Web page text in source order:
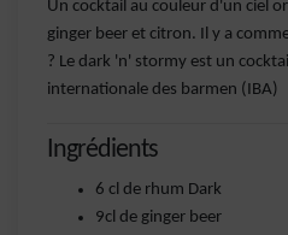
Un cocktail au couleur d'un ciel
ginger beer et citron. Il y a
? Le dark 'n' stormy est un
internationale des barmen (IBA)
Ingrédients
6 cl de rhum Dark
9cl de ginger beer